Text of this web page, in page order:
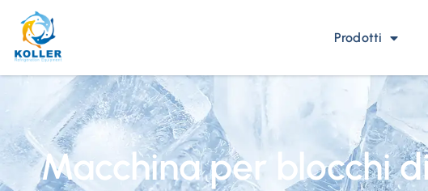
Prodotti
Macchina per blocchi